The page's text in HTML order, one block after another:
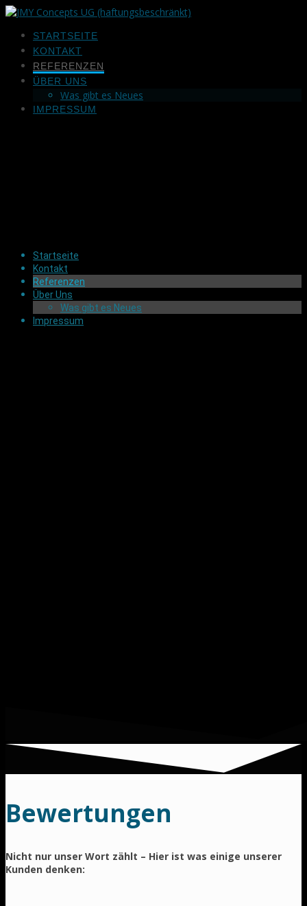
Zum
springenSTARTSEITE
KONTAKT
REFERENZEN
ÜBER UNS
Was gibt es Neues
IMPRESSUM
Startseite
Kontakt
Referenzen
Über Uns
Was gibt es Neues
Impressum
Bewertungen
Nicht nur unser Wort zählt – Hier ist was einige unserer
Kunden denken: